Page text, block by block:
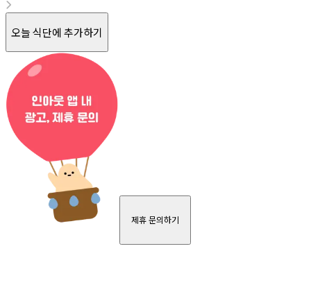
오늘 식단에 추가하기
제휴 문의하기